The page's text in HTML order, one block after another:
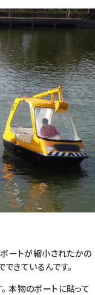
ートが縮小されたかの
きているんです。
本物のボートに貼って